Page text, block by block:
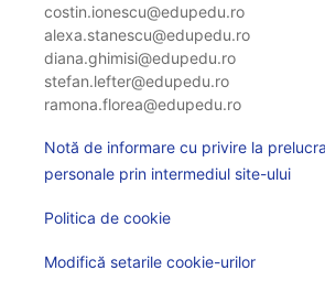
costin.ionescu@edupedu.ro
alexa.stanescu@edupedu.ro
diana.ghimisi@edupedu.ro
stefan.lefter@edupedu.ro
ramona.florea@edupedu.ro
Notă de informare cu privire la
personale prin intermediul site-ului
Politica de cookie
Modifică setarile cookie-urilor